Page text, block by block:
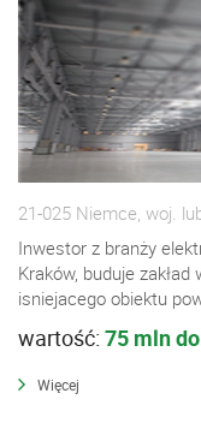
21-025 Niemce, woj.
Inwestor z branży
Kraków, buduje
isniejacego obiektu
wartość: 75 mln
Więcej